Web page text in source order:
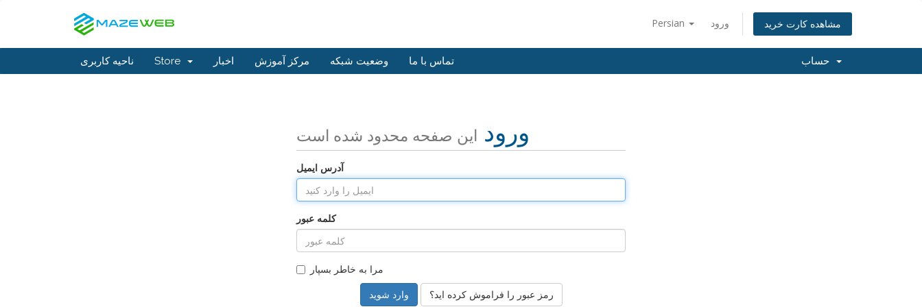
Persian ورود مشاهده کارت خرید
ناحیه کاربری Store اخبار مرکز آموزش وضعیت شبکه تماس با ما
ورود این صفحه محدود شده است
آدرس ایمیل
کلمه عبور
مرا به خاطر بسپار
رمز عبور را فراموش کرده اید؟